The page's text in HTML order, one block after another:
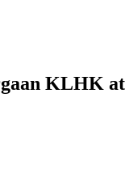
KLHK